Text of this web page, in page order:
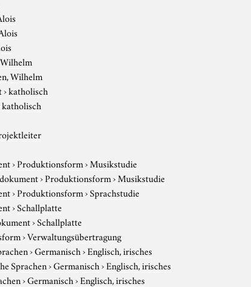
Wilhelm
›katholisch
katholisch
›Produktionsform›Musikstudie
›Produktionsform›Musikstudie
›Produktionsform›Sprachstudie
›Schallplatte
›Schallplatte
›Verwaltungsübertragung
›Germanisch›Englisch, irisches
Sprachen›Germanisch›Englisch, irisches
›Germanisch›Englisch, irisches